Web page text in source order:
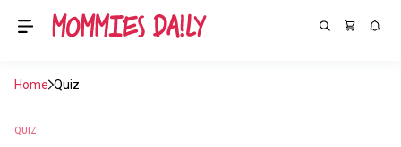
Home Quiz
QUIZ